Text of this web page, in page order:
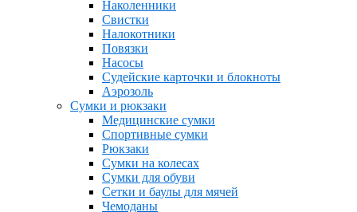
Наколенники
Свистки
Налокотники
Повязки
Насосы
Судейские карточки и блокноты
Аэрозоль
Сумки и рюкзаки
Медицинские сумки
Спортивные сумки
Рюкзаки
Сумки на колесах
Сумки для обуви
Сетки и баулы для мячей
Чемоданы